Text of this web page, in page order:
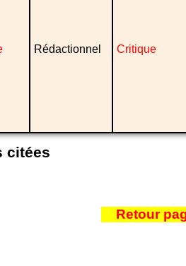
Rédactionnel Critique
citées
Retour